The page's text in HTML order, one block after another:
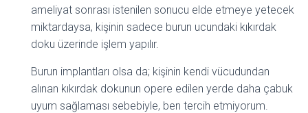
ameliyat sonrası istenilen sonucu elde etmeye yetecek
miktardaysa, kişinin sadece burun ucundaki kıkırdak
doku üzerinde işlem yapılır.
Burun implantları olsa da; kişinin kendi vücudundan
alınan kıkırdak dokunun opere edilen yerde daha çabuk
uyum sağlaması sebebiyle, ben tercih etmiyorum.